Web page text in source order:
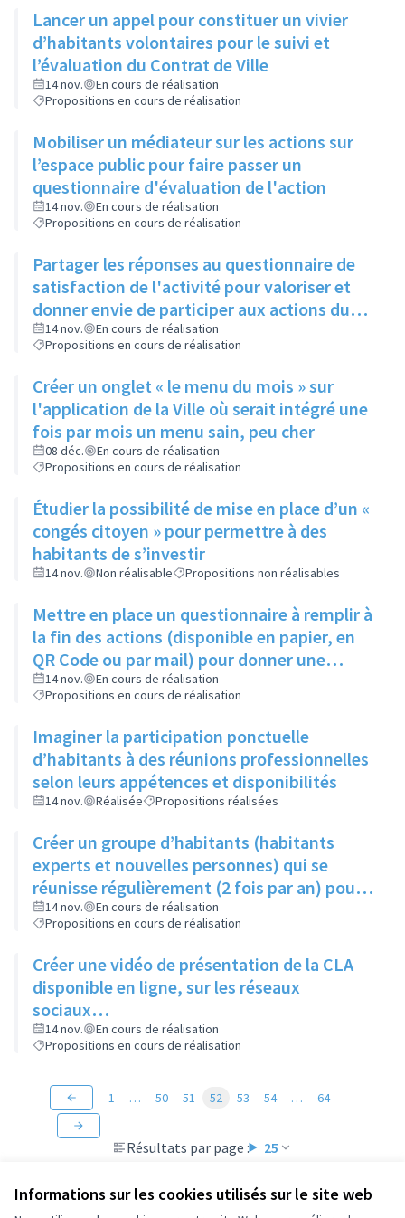
Informations sur les cookies utilisés sur le site web
Lancer un appel pour constituer un vivier
d’habitants volontaires pour le suivi et
l’évaluation du Contrat de Ville
14 nov.
En cours de réalisation
Propositions en cours de réalisation
Mobiliser un médiateur sur les actions sur
l’espace public pour faire passer un
questionnaire d'évaluation de l'action
14 nov.
En cours de réalisation
Propositions en cours de réalisation
Partager les réponses au questionnaire de
satisfaction de l'activité pour valoriser et
donner envie de participer aux actions du
Contrat de Ville
14 nov.
En cours de réalisation
Propositions en cours de réalisation
Créer un onglet « le menu du mois » sur
l'application de la Ville où serait intégré une
fois par mois un menu sain, peu cher
08 déc.
En cours de réalisation
Propositions en cours de réalisation
Étudier la possibilité de mise en place d’un «
congés citoyen » pour permettre à des
habitants de s’investir
14 nov. Non réalisable Propositions non réalisables
Mettre en place un questionnaire à remplir à
la fin des actions (disponible en papier, en
QR Code ou par mail) pour donner une
appréciation de l'action et son évaluation
14 nov.
En cours de réalisation
Propositions en cours de réalisation
Imaginer la participation ponctuelle
d’habitants à des réunions professionnelles
selon leurs appétences et disponibilités
14 nov. Réalisée Propositions réalisées
Créer un groupe d’habitants (habitants
experts et nouvelles personnes) qui se
réunisse régulièrement (2 fois par an) pour
suivre les actions du Contrat de Ville
14 nov.
En cours de réalisation
Propositions en cours de réalisation
Créer une vidéo de présentation de la CLA
disponible en ligne, sur les réseaux
sociaux…
14 nov.
En cours de réalisation
Propositions en cours de réalisation
Résultats par page : 25
1 … 50 51 52 53 54 … 64